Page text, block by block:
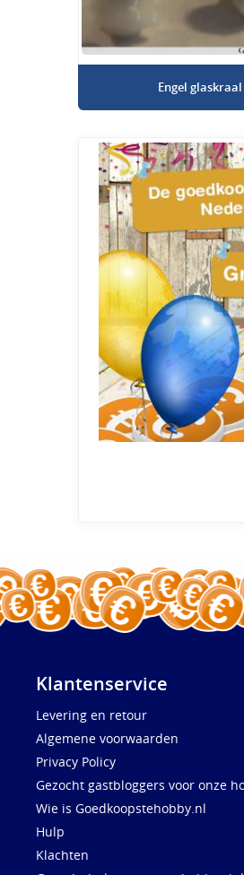
Engel glaskraal
Klantenservice
Levering en retour
Algemene voorwaarden
Privacy Policy
Gezocht gastbloggers voor onze
Wie is Goedkoopstehobby.nl
Hulp
Klachten